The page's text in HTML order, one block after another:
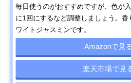
毎日使うのがおすすめですが、色が
に1回にするなど調整しましょう。
ワイトジャスミンです。
Amazonで見
楽天市場で見